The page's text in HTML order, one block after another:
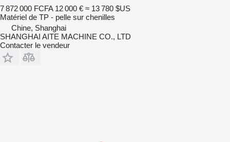
7 872 000 FCFA 12 000 € ≈ 13 780 $US
Matériel de TP - pelle sur chenilles
Chine, Shanghai
SHANGHAI AITE MACHINE CO., LTD
Contacter le vendeur